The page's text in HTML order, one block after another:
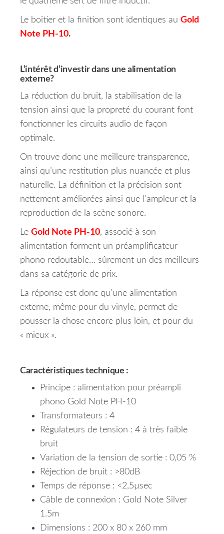
Le boitier et la finition sont identiques au Gold
Note PH-10.
L’intérêt d’investir dans une alimentation
externe?
La réduction du bruit, la stabilisation de la
tension ainsi que la propreté du courant font
fonctionner les circuits audio de façon
optimale.
On trouve donc une meilleure transparence,
ainsi qu’une restitution plus nuancée et plus
naturelle. La définition et la précision sont
nettement améliorées ainsi que l’ampleur et la
reproduction de la scène sonore.
Le Gold Note PH-10, associé à son
alimentation forment un préamplificateur
phono redoutable… sûrement un des meilleurs
dans sa catégorie de prix.
La réponse est donc qu’une alimentation
externe, même pour du vinyle, permet de
pousser la chose encore plus loin, et pour du
« mieux ».
Caractéristiques technique :
Principe : alimentation pour préampli
phono Gold Note PH-10
Transformateurs : 4
Régulateurs de tension : 4 à très faible
bruit
Variation de la tension de sortie : 0,05 %
Réjection de bruit : >80dB
Temps de réponse : <2,5µsec
Câble de connexion : Gold Note Silver
1.5m
Dimensions : 200 x 80 x 260 mm